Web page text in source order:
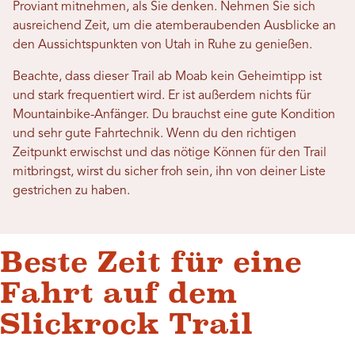
Proviant mitnehmen, als Sie denken. Nehmen Sie sich
ausreichend Zeit, um die atemberaubenden Ausblicke an
den Aussichtspunkten von Utah in Ruhe zu genießen.
Beachte, dass dieser Trail ab Moab kein Geheimtipp ist
und stark frequentiert wird. Er ist außerdem nichts für
Mountainbike-Anfänger. Du brauchst eine gute Kondition
und sehr gute Fahrtechnik. Wenn du den richtigen
Zeitpunkt erwischst und das nötige Können für den Trail
mitbringst, wirst du sicher froh sein, ihn von deiner Liste
gestrichen zu haben.
Beste Zeit für eine
Fahrt auf dem
Slickrock Trail